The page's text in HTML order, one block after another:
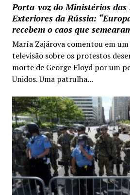
Porta-voz do Ministérios das
Exteriores da Rússia:
recebem o caos que
María Zajárova comentou em
televisão sobre os protestos
morte de George Floyd por um
Unidos. Uma patrulha...